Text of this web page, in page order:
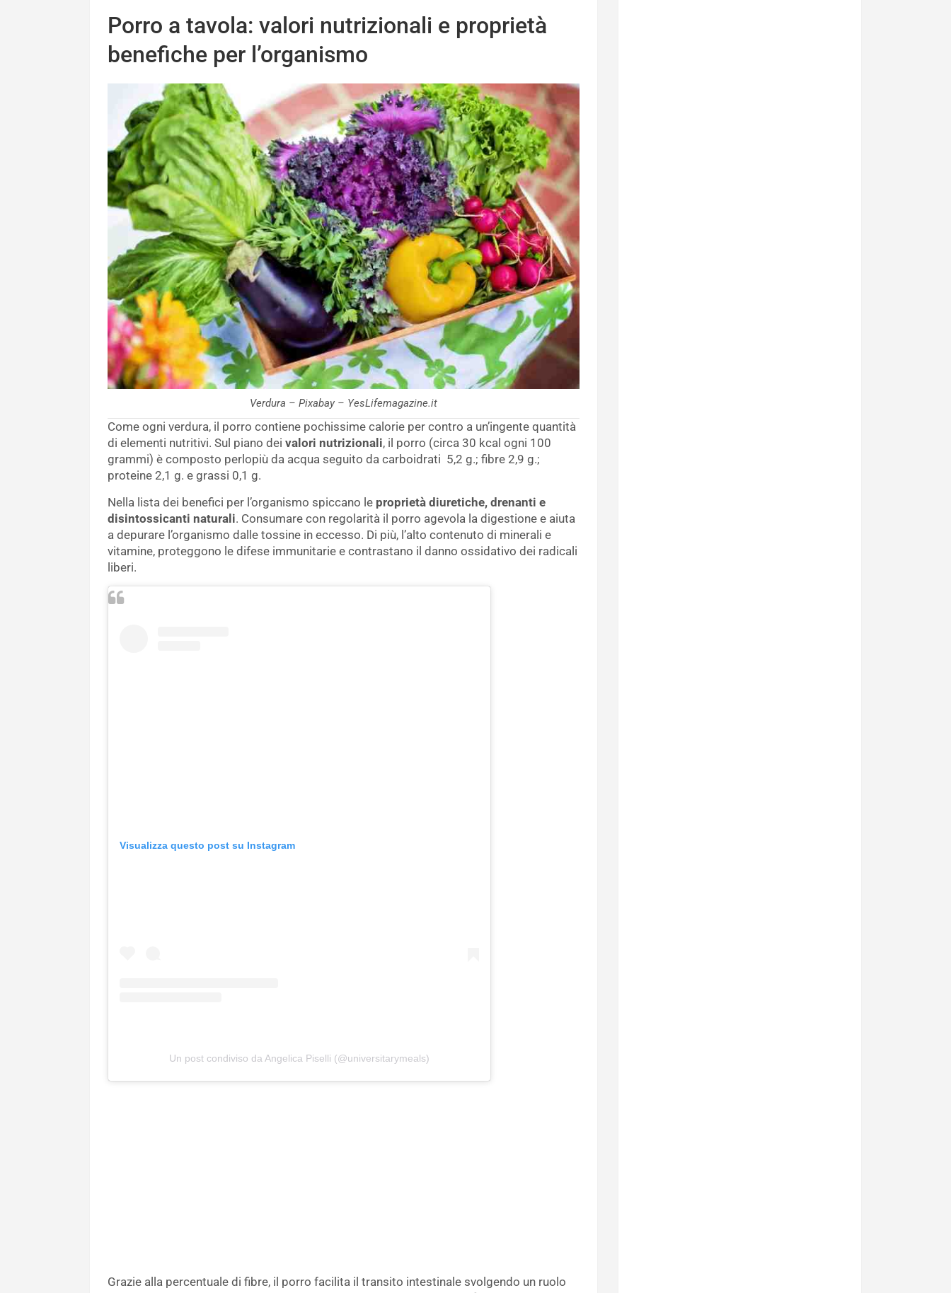
Porro a tavola: valori nutrizionali e proprietà
benefiche per l’organismo
Verdura – Pixabay – YesLifemagazine.it
Come ogni verdura, il porro contiene pochissime calorie per contro a un’ingente quantità
di elementi nutritivi. Sul piano dei valori nutrizionali, il porro (circa 30 kcal ogni 100
grammi) è composto perlopiù da acqua seguito da carboidrati 5,2 g.; fibre 2,9 g.;
proteine 2,1 g. e grassi 0,1 g.
Nella lista dei benefici per l’organismo spiccano le proprietà diuretiche, drenanti e
disintossicanti naturali. Consumare con regolarità il porro agevola la digestione e aiuta
a depurare l’organismo dalle tossine in eccesso. Di più, l’alto contenuto di minerali e
vitamine, proteggono le difese immunitarie e contrastano il danno ossidativo dei radicali
liberi.
Visualizza questo post su Instagram
Un post condiviso da Angelica Piselli (@universitarymeals)
Grazie alla percentuale di fibre, il porro facilita il transito intestinale svolgendo un ruolo